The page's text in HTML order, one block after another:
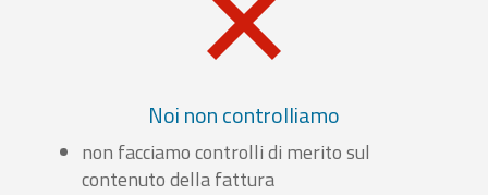
Noi non controlliamo
non facciamo controlli di merito sul
contenuto della fattura